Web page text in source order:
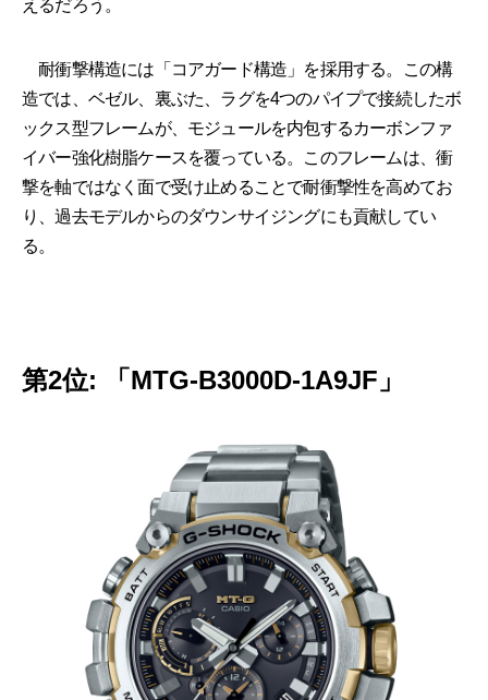
えるだろう。
耐衝撃構造には「コアガード構造」を採用する。この構
造では、ベゼル、裏ぶた、ラグを4つのパイプで接続したボ
ックス型フレームが、モジュールを内包するカーボンファ
イバー強化樹脂ケースを覆っている。このフレームは、衝
撃を軸ではなく面で受け止めることで耐衝撃性を高めてお
り、過去モデルからのダウンサイジングにも貢献してい
る。
第2位: 「MTG-B3000D-1A9JF」